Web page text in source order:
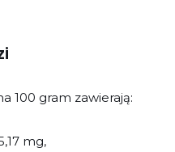
100 gram zawierają:
mg,